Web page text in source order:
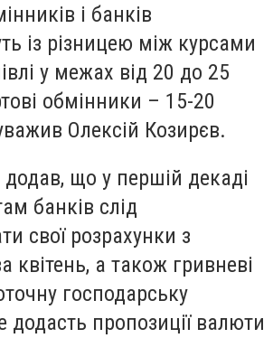
і банків
із різницею між курсами
у межах від 20 до 25
обмінники – 15-20
Олексій Козирєв.
додав, що у першій декаді
банків слід
свої розрахунки з
квітень, а також гривневі
господарську
додасть пропозиції валюти